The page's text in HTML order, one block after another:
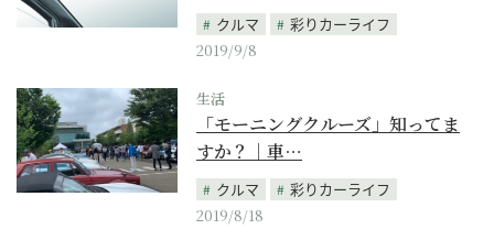
クルマ
彩りカーライフ
2019/9/8
生活
「モーニングクルーズ」知ってま
すか？｜車…
クルマ
彩りカーライフ
2019/8/18